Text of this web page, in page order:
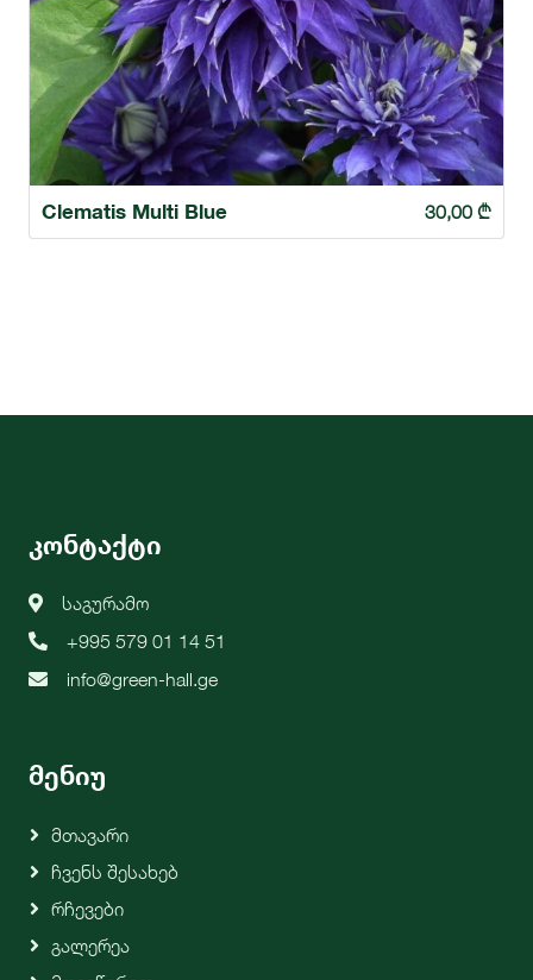
Clematis Multi Blue 30,00 ₾
კონტაქტი
საგურამო
+995 579 01 14 51
info@green-hall.ge
მენიუ
Მთავარი
Ჩვენს Შესახებ
Რჩევები
Გალერეა